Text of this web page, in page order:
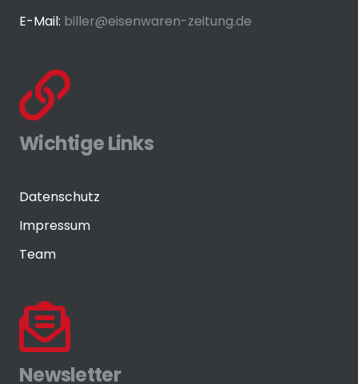
E-Mail: biller@eisenwaren-zeitung.de
Wichtige Links
Datenschutz
Impressum
Team
Newsletter